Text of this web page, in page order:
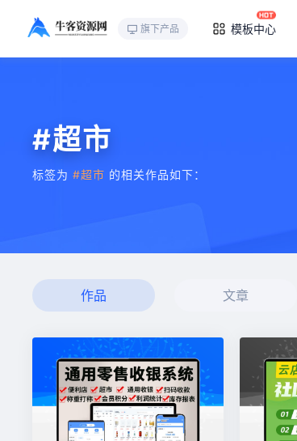
旗下产品 模板中心
#超市
标签为 #超市 的相关作品如下：
作品 文章